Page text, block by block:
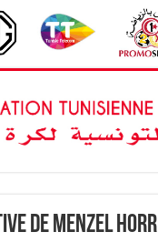
de Menzel Horr